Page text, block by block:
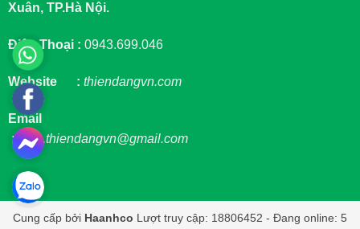
Xuân, TP.Hà Nội.
Điện Thoại : 0943.699.046
Website : thiendangvn.com
Email
: sale.thiendangvn@gmail.com
Cung cấp bởi Haanhco Lượt truy cập: 18806452 - Đang online: 5